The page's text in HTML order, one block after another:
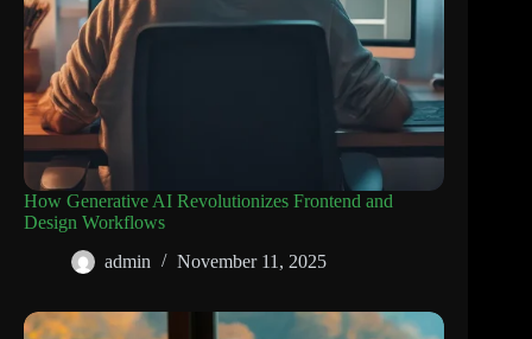
How Generative AI Revolutionizes Frontend and
Design Workflows
admin
November 11, 2025